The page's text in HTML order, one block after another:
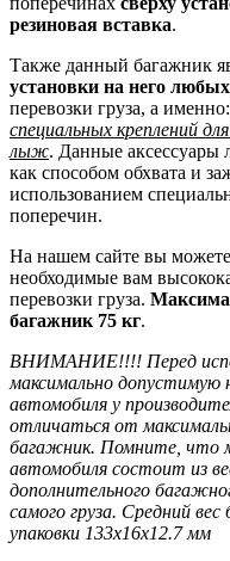
резиновая вставка.
Также данный багажник
установки на него
перевозки груза, а именно:
специальных креплений
лыж. Данные аксессуары
как способом обхвата и
использованием
поперечин.
На нашем сайте вы
необходимые вам
перевозки груза.
багажник 75 кг.
ВНИМАНИЕ!!!! Перед
максимально допустимую
автомобиля у
отличаться от
багажник. Помните, что
автомобиля состоит из
дополнительного
самого груза. Средний
упаковки 133x16x12.7 мм